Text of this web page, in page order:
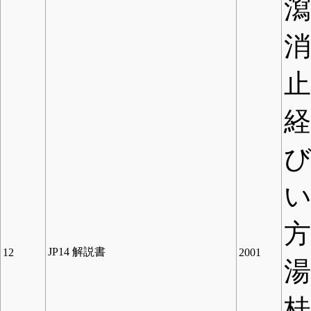
12 JP14 解説書 2001